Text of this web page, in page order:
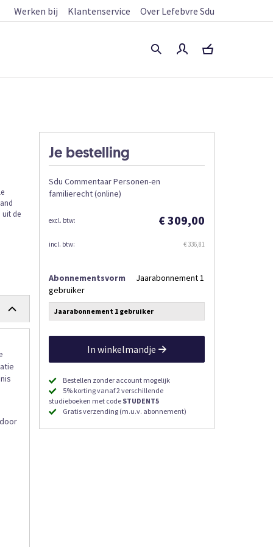
Werken bij Klantenservice Over Lefebvre Sdu
Je bestelling
Sdu Commentaar Personen-en
familierecht (online)
€ 309,00
€ 336,81
Abonnementsvorm
Jaarabonnement 1
gebruiker
Jaarabonnement 1 gebruiker
In winkelmandje
Bestellen zonder account mogelijk
5% korting vanaf 2 verschillende
studieboeken met code STUDENT5
Gratis verzending (m.u.v. abonnement)
uit de